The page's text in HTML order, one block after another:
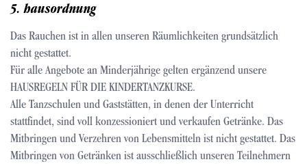
5. hausordnung
Das Rauchen ist in allen unseren Räumlichkeiten grundsätzlich
nicht gestattet.
Für alle Angebote an Minderjährige gelten ergänzend unsere
HAUSREGELN FÜR DIE KINDERTANZKURSE.
Alle Tanzschulen und Gaststätten, in denen der Unterricht
stattfindet, sind voll konzessioniert und verkaufen Getränke. Das
Mitbringen und Verzehren von Lebensmitteln ist nicht gestattet. Das
Mitbringen von Getränken ist ausschließlich unseren Teilnehmern